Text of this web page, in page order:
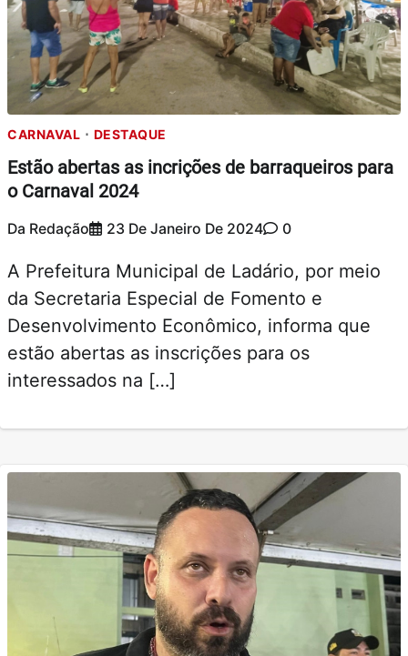
CARNAVAL DESTAQUE
Estão abertas as incrições de barraqueiros para
o Carnaval 2024
Da Redação 23 De Janeiro De 2024 0
A Prefeitura Municipal de Ladário, por meio
da Secretaria Especial de Fomento e
Desenvolvimento Econômico, informa que
estão abertas as inscrições para os
interessados na […]